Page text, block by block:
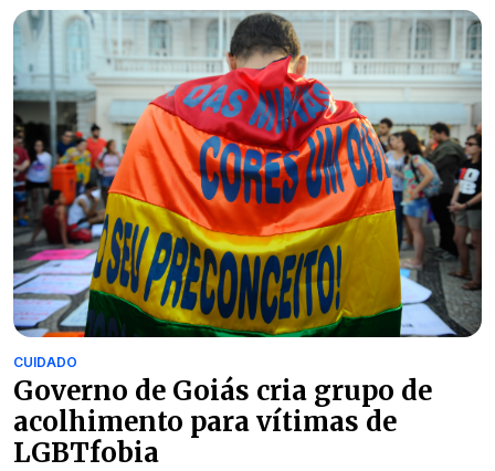
CUIDADO
Governo de Goiás cria grupo de
acolhimento para vítimas de
LGBTfobia